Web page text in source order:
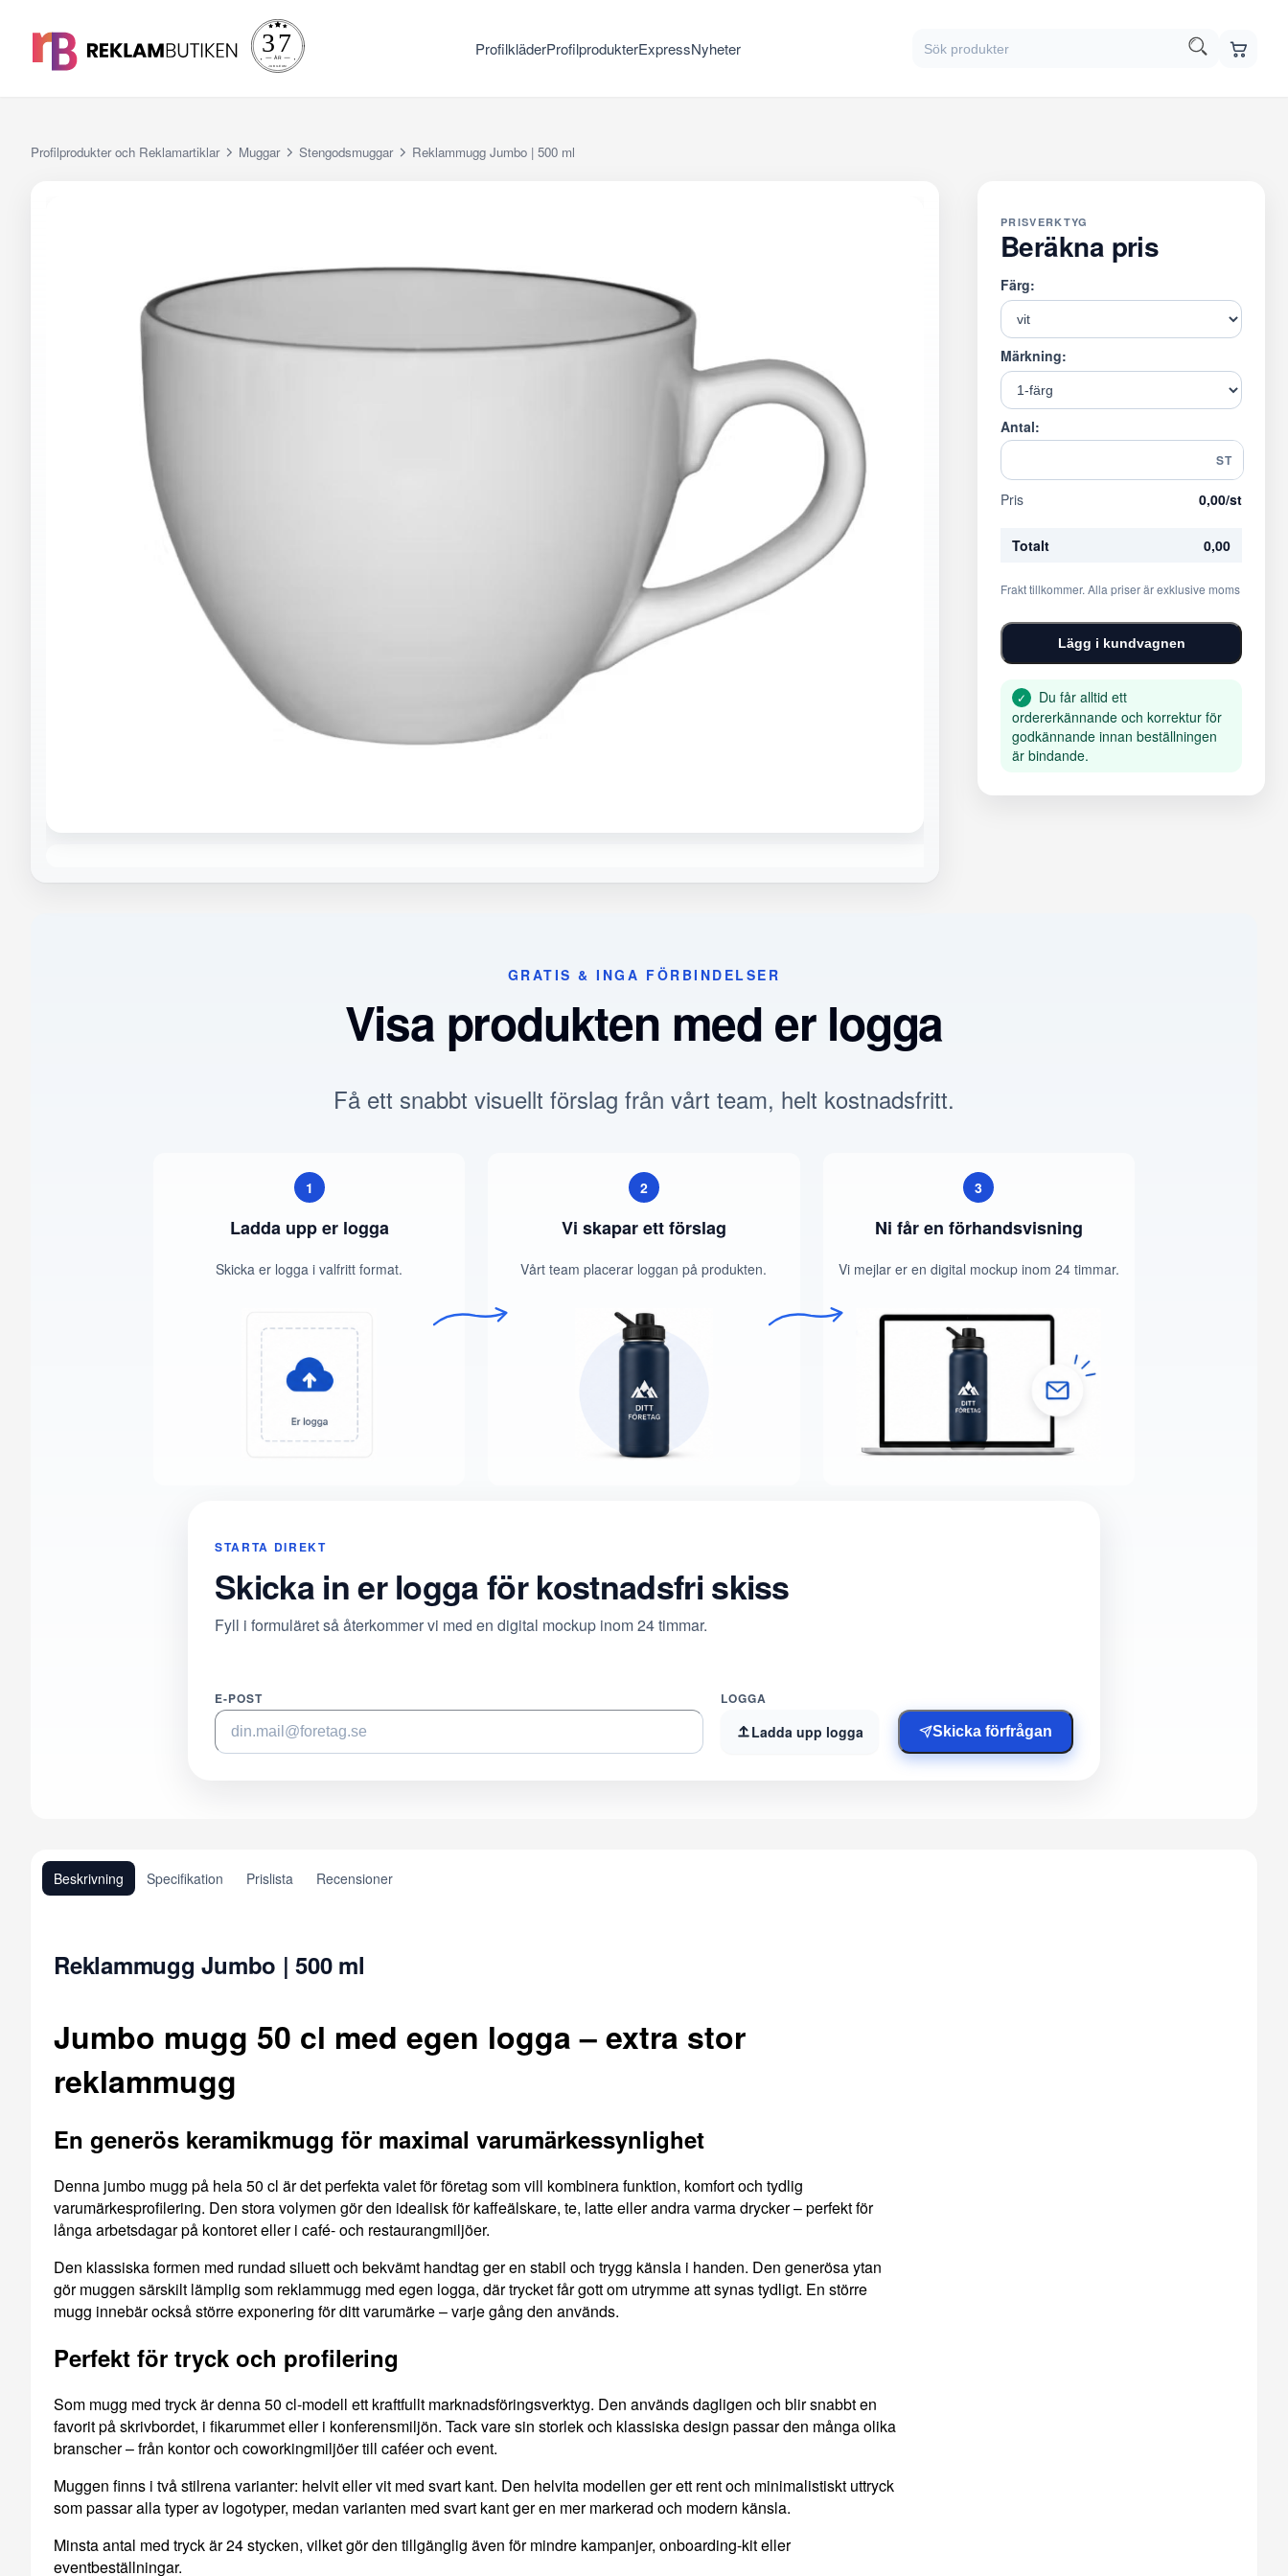
ProfilkläderProfilprodukterExpressNyheter
Profilprodukter och Reklamartiklar Muggar Stengodsmuggar Reklammugg Jumbo | 500 ml
PRISVERKTYG
Beräkna pris
Färg:
Märkning:
Antal:
ST
Pris 0,00/st
Totalt 0,00
Frakt tillkommer. Alla priser är exklusive moms
Lägg i kundvagnen
✓
Du får alltid ett
ordererkännande och korrektur för
godkännande innan beställningen
är bindande.
GRATIS & INGA FÖRBINDELSER
Visa produkten med er logga
Få ett snabbt visuellt förslag från vårt team, helt kostnadsfritt.
1
Ladda upp er logga
Skicka er logga i valfritt format.
2
Vi skapar ett förslag
Vårt team placerar loggan på produkten.
3
Ni får en förhandsvisning
Vi mejlar er en digital mockup inom 24 timmar.
STARTA DIREKT
Skicka in er logga för kostnadsfri skiss
Fyll i formuläret så återkommer vi med en digital mockup inom 24 timmar.
E-POST LOGGA
Ladda upp logga Skicka förfrågan
Beskrivning Specifikation Prislista Recensioner
Reklammugg Jumbo | 500 ml
Jumbo mugg 50 cl med egen logga – extra stor
reklammugg
En generös keramikmugg för maximal varumärkessynlighet
Denna jumbo mugg på hela 50 cl är det perfekta valet för företag som vill kombinera funktion, komfort och tydlig
varumärkesprofilering. Den stora volymen gör den idealisk för kaffeälskare, te, latte eller andra varma drycker – perfekt för
långa arbetsdagar på kontoret eller i café- och restaurangmiljöer.
Den klassiska formen med rundad siluett och bekvämt handtag ger en stabil och trygg känsla i handen. Den generösa ytan
gör muggen särskilt lämplig som reklammugg med egen logga, där trycket får gott om utrymme att synas tydligt. En större
mugg innebär också större exponering för ditt varumärke – varje gång den används.
Perfekt för tryck och profilering
Som mugg med tryck är denna 50 cl-modell ett kraftfullt marknadsföringsverktyg. Den används dagligen och blir snabbt en
favorit på skrivbordet, i fikarummet eller i konferensmiljön. Tack vare sin storlek och klassiska design passar den många olika
branscher – från kontor och coworkingmiljöer till caféer och event.
Muggen finns i två stilrena varianter: helvit eller vit med svart kant. Den helvita modellen ger ett rent och minimalistiskt uttryck
som passar alla typer av logotyper, medan varianten med svart kant ger en mer markerad och modern känsla.
Minsta antal med tryck är 24 stycken, vilket gör den tillgänglig även för mindre kampanjer, onboarding-kit eller
eventbeställningar.